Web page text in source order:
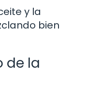
y la
bien
de la